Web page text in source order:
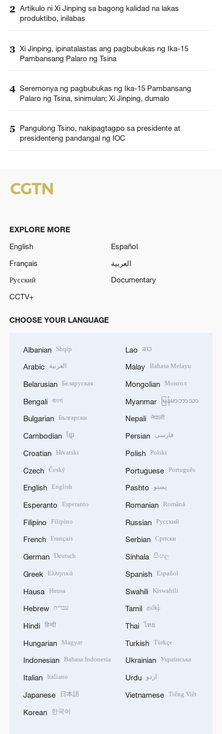
2 Artikulo ni Xi Jinping sa bagong kalidad na lakas
produktibo, inilabas
3 Xi Jinping, ipinatalastas ang pagbubukas ng Ika-15
Pambansang Palaro ng Tsina
4 Seremonya ng pagbubukas ng Ika-15 Pambansang
Palaro ng Tsina, sinimulan; Xi Jinping, dumalo
5
Pangulong Tsino, nakipagtagpo sa presidente at
presidenteng pandangal ng IOC
EXPLORE MORE
English
Español
Français
العربية
Русский
Documentary
CCTV+
CHOOSE YOUR LANGUAGE
Albanian Shqip
Arabic العربية
Belarusian Беларуская
Bengali বাংলা
Bulgarian Български
Cambodian ខ្មែរ
Croatian Hrvatski
Czech Český
English English
Esperanto Esperanto
Filipino Filipino
French Français
German Deutsch
Greek Ελληνικά
Hausa Hausa
Hebrew עברית
Hindi हिन्दी
Hungarian Magyar
Indonesian Bahasa Indonesia
Italian Italiano
Japanese 日本語
Korean 한국어
Lao ລາວ
Malay Bahasa Melayu
Mongolian Монгол
Myanmar မြန်မာဘာသာ
Nepali नेपाली
Persian فارسی
Polish Polski
Portuguese Português
Pashto پښتو
Romanian Română
Russian Русский
Serbian Српски
Sinhala සිංහල
Spanish Español
Swahili Kiswahili
Tamil தமிழ்
Thai ไทย
Turkish Türkçe
Ukrainian Українська
Urdu اردو
Vietnamese Tiếng Việt